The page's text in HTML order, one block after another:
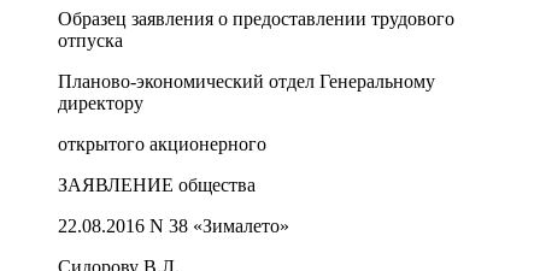
Образец заявления о предоставлении трудового
отпуска
Планово-экономический отдел Генеральному
директору
открытого акционерного
ЗАЯВЛЕНИЕ общества
22.08.2016 N 38 «Зималето»
Сидорову В.Л.